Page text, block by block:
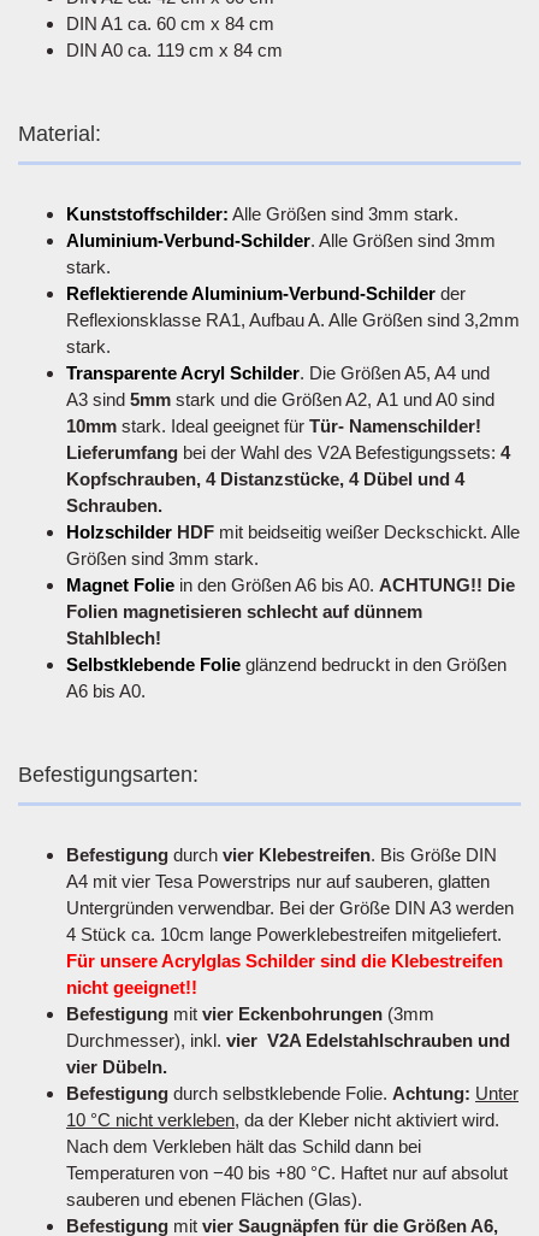
DIN A1 ca. 60 cm x 84 cm
DIN A0 ca. 119 cm x 84 cm
Material:
Kunststoffschilder: Alle Größen sind 3mm stark.
Aluminium-Verbund-Schilder. Alle Größen sind 3mm
stark.
Reflektierende Aluminium-Verbund-Schilder der
Reflexionsklasse RA1, Aufbau A. Alle Größen sind 3,2mm
stark.
Transparente Acryl Schilder. Die Größen A5, A4 und
A3 sind 5mm stark und die Größen A2, A1 und A0 sind
10mm stark. Ideal geeignet für Tür- Namenschilder!
Lieferumfang bei der Wahl des V2A Befestigungssets: 4
Kopfschrauben, 4 Distanzstücke, 4 Dübel und 4
Schrauben.
Holzschilder HDF mit beidseitig weißer Deckschickt. Alle
Größen sind 3mm stark.
Magnet Folie in den Größen A6 bis A0. ACHTUNG!! Die
Folien magnetisieren schlecht auf dünnem
Stahlblech!
Selbstklebende Folie glänzend bedruckt in den Größen
A6 bis A0.
Befestigungsarten:
Befestigung durch vier Klebestreifen. Bis Größe DIN
A4 mit vier Tesa Powerstrips nur auf sauberen, glatten
Untergründen verwendbar. Bei der Größe DIN A3 werden
4 Stück ca. 10cm lange Powerklebestreifen mitgeliefert.
Für unsere Acrylglas Schilder sind die Klebestreifen
nicht geeignet!!
Befestigung mit vier Eckenbohrungen (3mm
Durchmesser), inkl. vier V2A Edelstahlschrauben und
vier Dübeln.
Befestigung durch selbstklebende Folie. Achtung: Unter
10 °C nicht verkleben, da der Kleber nicht aktiviert wird.
Nach dem Verkleben hält das Schild dann bei
Temperaturen von −40 bis +80 °C. Haftet nur auf absolut
sauberen und ebenen Flächen (Glas).
Befestigung mit vier Saugnäpfen für die Größen A6,